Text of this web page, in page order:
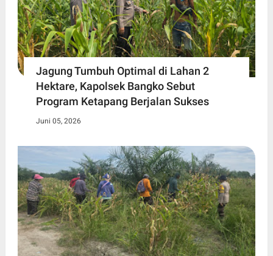
Jagung Tumbuh Optimal di Lahan 2
Hektare, Kapolsek Bangko Sebut
Program Ketapang Berjalan Sukses
Juni 05, 2026